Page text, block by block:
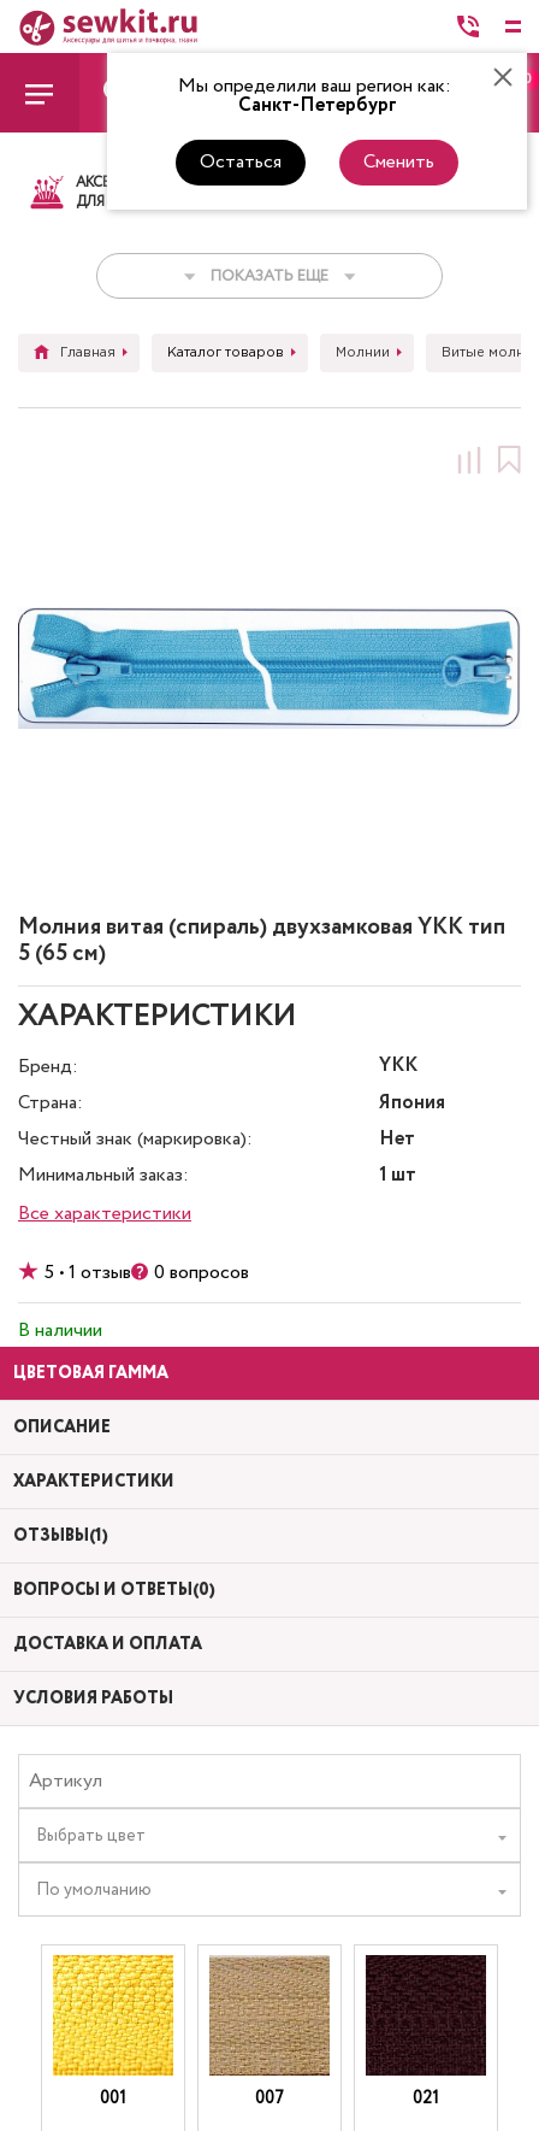
Мы определили ваш регион как:
Санкт-Петербург
Остаться Сменить
0
АКСЕССУАРЫ
ДЛЯ ШИТЬЯ
ТКАНИ НИТКИ
ПОКАЗАТЬ ЕЩЕ
Главная Каталог товаров Молнии Витые
Молния витая (спираль) двухзамковая YKK тип
5 (65 см)
ХАРАКТЕРИСТИКИ
Бренд:
YKK
Страна:
Япония
Честный знак (маркировка):
Нет
Минимальный заказ:
1 шт
Все характеристики
5 • 1 отзыв 0 вопросов
В наличии
ЦВЕТОВАЯ ГАММА
ОПИСАНИЕ
ХАРАКТЕРИСТИКИ
ОТЗЫВЫ(1)
ВОПРОСЫ И ОТВЕТЫ(0)
ДОСТАВКА И ОПЛАТА
УСЛОВИЯ РАБОТЫ
Выбрать цвет
По умолчанию
001 007 021